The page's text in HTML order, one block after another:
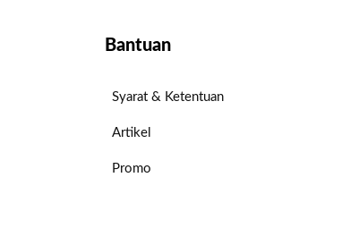
Bantuan
Syarat & Ketentuan
Artikel
Promo